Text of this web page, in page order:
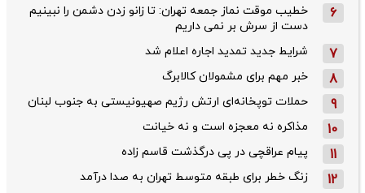
6
خطیب موقت نماز جمعه تهران: تا زانو زدن دشمن را نبینیم
دست از سرش بر نمی داریم
7 شرایط جدید تمدید اجاره اعلام شد
8 خبر مهم برای مشمولان کالابرگ
9 حملات توپخانه‌ای ارتش رژیم صهیونیستی به جنوب لبنان
10 مذاکره نه معجزه است و نه خیانت
11 پیام عراقچی در پی درگذشت قاسم‌ زاده
12 زنگ خطر برای طبقه متوسط تهران به صدا درآمد